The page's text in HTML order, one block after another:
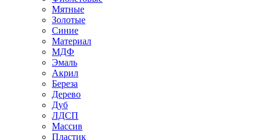
Мятные
Золотые
Синие
Материал
МДФ
Эмаль
Акрил
Береза
Дерево
Дуб
ЛДСП
Массив
Пластик